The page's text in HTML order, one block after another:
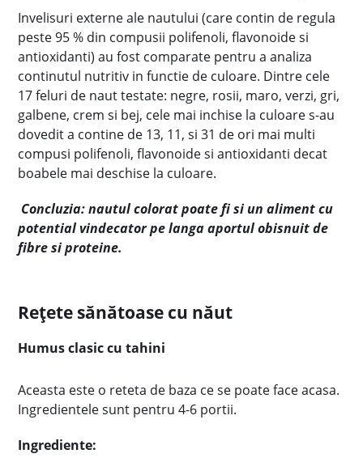
Invelisuri externe ale nautului (care contin de regula
peste 95 % din compusii polifenoli, flavonoide si
antioxidanti) au fost comparate pentru a analiza
continutul nutritiv in functie de culoare. Dintre cele
17 feluri de naut testate: negre, rosii, maro, verzi, gri,
galbene, crem si bej, cele mai inchise la culoare s-au
dovedit a contine de 13, 11, si 31 de ori mai multi
compusi polifenoli, flavonoide si antioxidanti decat
boabele mai deschise la culoare.
Concluzia: nautul colorat poate fi si un aliment cu
potential vindecator pe langa aportul obisnuit de
fibre si proteine.
Rețete sănătoase cu năut
Humus clasic cu tahini
Aceasta este o reteta de baza ce se poate face acasa.
Ingredientele sunt pentru 4-6 portii.
Ingrediente: